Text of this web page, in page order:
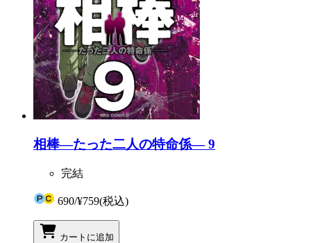
相棒―たった二人の特命係― 9
完結
690/¥759(税込)
カートに追加